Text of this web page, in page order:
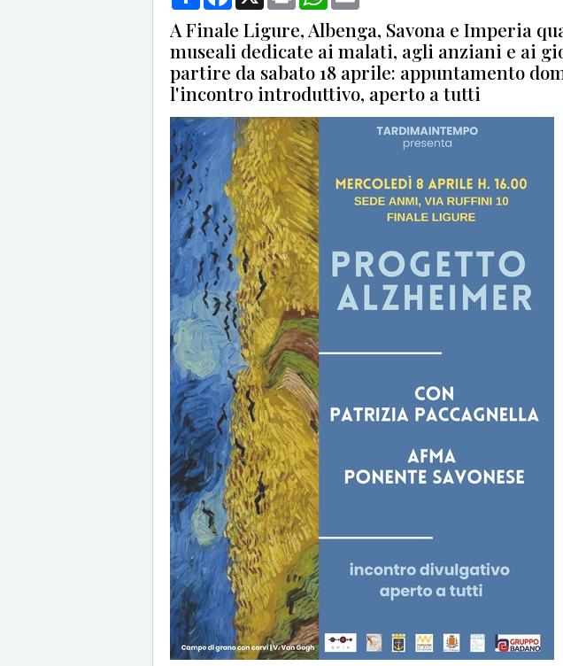
A Finale Ligure, Albenga, Savona e Imperia
museali dedicate ai malati, agli anziani e ai
partire da sabato 18 aprile: appuntamento
l'incontro introduttivo, aperto a tutti